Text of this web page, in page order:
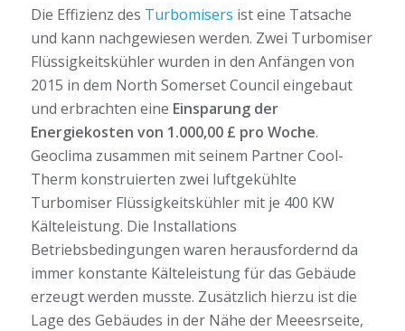
Die Effizienz des Turbomisers ist eine Tatsache
und kann nachgewiesen werden. Zwei Turbomiser
Flüssigkeitskühler wurden in den Anfängen von
2015 in dem North Somerset Council eingebaut
und erbrachten eine Einsparung der
Energiekosten von 1.000,00 £ pro Woche.
Geoclima zusammen mit seinem Partner Cool-
Therm konstruierten zwei luftgekühlte
Turbomiser Flüssigkeitskühler mit je 400 KW
Kälteleistung. Die Installations
Betriebsbedingungen waren herausfordernd da
immer konstante Kälteleistung für das Gebäude
erzeugt werden musste. Zusätzlich hierzu ist die
Lage des Gebäudes in der Nähe der Meeesrseite,